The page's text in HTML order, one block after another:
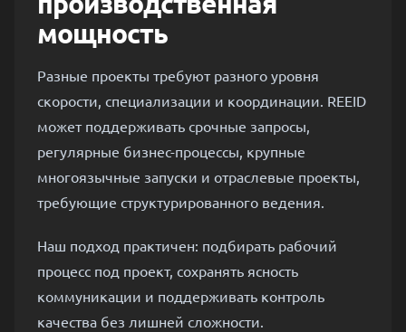
мощность
Разные проекты требуют разного уровня
скорости, специализации и координации. REEID
может поддерживать срочные запросы,
регулярные бизнес-процессы, крупные
многоязычные запуски и отраслевые проекты,
требующие структурированного ведения.
Наш подход практичен: подбирать рабочий
процесс под проект, сохранять ясность
коммуникации и поддерживать контроль
качества без лишней сложности.